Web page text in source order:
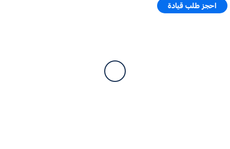
احجز طلب قيادة​